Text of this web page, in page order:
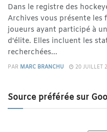
Dans le registre des
Archives vous présente les
joueurs ayant participé à
d'élite. Elles incluent les
recherchées...
PAR MARC BRANCHU 20 JUILLET
Source préférée sur